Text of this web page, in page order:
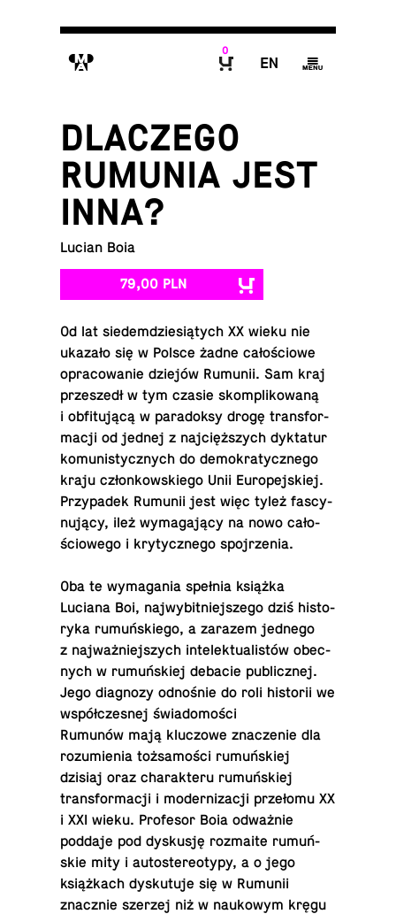
M
0
E g
DLACZEGO
RUMUNIA JEST
INNA?
Lucian Boia
79,00 PLN
Od lat sie­dem­dzie­sią­tych XX wieku nie
ukazało się w Polsce żadne ca­ło­ścio­we
opra­co­wa­nie dziejów Rumunii. Sam kraj
prze­szedł w tym czasie skom­pli­ko­wa­ną
i ob­fi­tu­ją­cą w pa­ra­dok­sy drogę trans­for­
ma­cji od jednej z naj­cięż­szych dyk­ta­tur
ko­mu­ni­stycz­nych do de­mo­kra­tycz­ne­go
kraju człon­kow­skie­go Unii Eu­ro­pej­skiej.
Przy­pa­dek Rumunii jest więc tyleż fa­scy­
nu­ją­cy, ileż wy­ma­ga­ją­cy na nowo ca­ło­
ścio­we­go i kry­tycz­ne­go spojrzenia.
Oba te wy­ma­ga­nia spełnia książka
Luciana Boi, naj­wy­bit­niej­sze­go dziś hi­sto­
ry­ka ru­muń­skie­go, a zarazem jednego
z naj­waż­niej­szych in­te­lek­tu­ali­stów obec­
nych w ru­muń­skiej debacie pu­blicz­nej.
Jego dia­gno­zy od­no­śnie do roli hi­sto­rii we
współ­cze­snej świa­do­mo­ści
Rumunów mają klu­czo­we zna­cze­nie dla
ro­zu­mie­nia toż­sa­mo­ści ru­muń­skiej
dzisiaj oraz cha­rak­te­ru ru­muń­skiej
trans­for­ma­cji i mo­der­ni­za­cji prze­ło­mu XX
i XXI wieku. Pro­fe­sor Boia od­waż­nie
poddaje pod dys­ku­sję roz­ma­ite ru­muń­
skie mity i au­to­ste­re­oty­py, a o jego
książ­kach dys­ku­tu­je się w Rumunii
znacz­nie szerzej niż w na­uko­wym kręgu